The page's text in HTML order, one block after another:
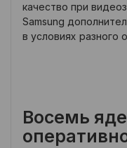
качество при
Samsung
в условиях разного
Восемь